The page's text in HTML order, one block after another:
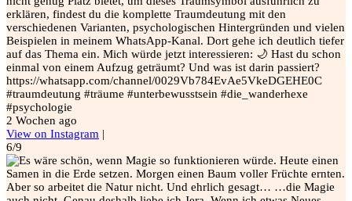
erklären, findest du die komplette Traumdeutung mit den
verschiedenen Varianten, psychologischen Hintergründen und vielen
Beispielen in meinem WhatsApp-Kanal. Dort gehe ich deutlich tiefer
auf das Thema ein. Mich würde jetzt interessieren: 🌙 Hast du schon
einmal von einem Aufzug geträumt? Und was ist darin passiert?
https://whatsapp.com/channel/0029Vb784EvAe5VkeDGEHE0C
#traumdeutung #träume #unterbewusstsein #die_wanderhexe
#psychologie
2 Wochen ago
View on Instagram |
6/9